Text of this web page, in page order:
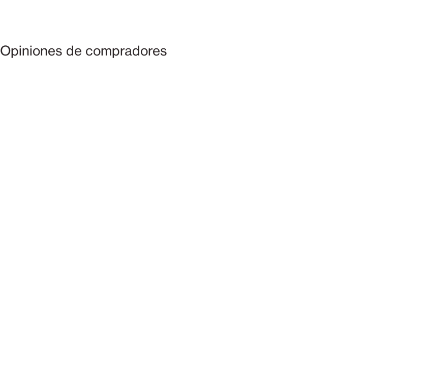
Opiniones de compradores